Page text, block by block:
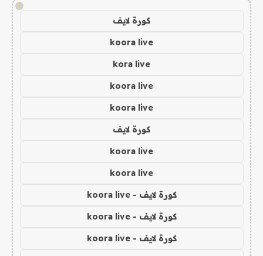
!
كورة لايف
koora live
kora live
koora live
koora live
كورة لايف
koora live
koora live
كورة لايف - koora live
كورة لايف - koora live
كورة لايف - koora live